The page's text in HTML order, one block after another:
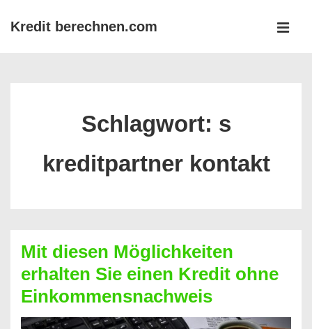
ZumKredit berechnen.com
Schlagwort: s
kreditpartner kontakt
Mit diesen Möglichkeiten
erhalten Sie einen Kredit ohne
Einkommensnachweis